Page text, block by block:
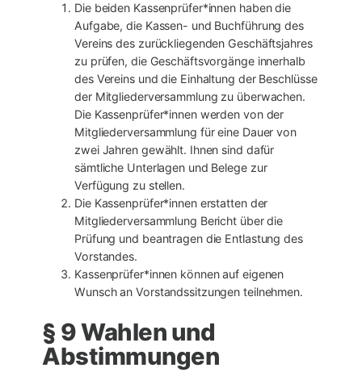
Die beiden Kassenprüfer*innen haben die
Aufgabe, die Kassen- und Buchführung des
Vereins des zurückliegenden Geschäftsjahres
zu prüfen, die Geschäftsvorgänge innerhalb
des Vereins und die Einhaltung der Beschlüsse
der Mitgliederversammlung zu überwachen.
Die Kassenprüfer*innen werden von der
Mitgliederversammlung für eine Dauer von
zwei Jahren gewählt. Ihnen sind dafür
sämtliche Unterlagen und Belege zur
Verfügung zu stellen.
Die Kassenprüfer*innen erstatten der
Mitgliederversammlung Bericht über die
Prüfung und beantragen die Entlastung des
Vorstandes.
Kassenprüfer*innen können auf eigenen
Wunsch an Vorstandssitzungen teilnehmen.
§ 9 Wahlen und
Abstimmungen